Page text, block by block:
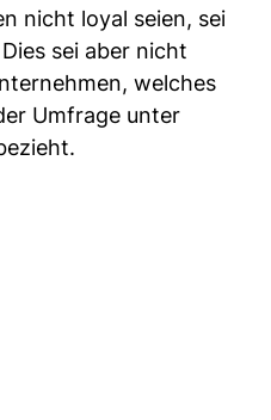
nicht loyal seien, sei
sei aber nicht
welches
Umfrage unter